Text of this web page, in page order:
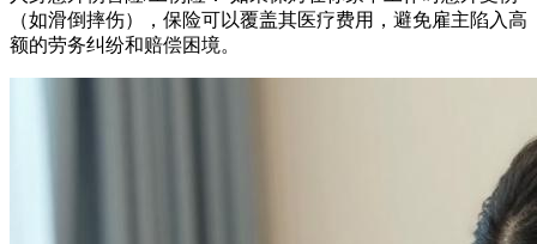
（如滑倒摔伤），保险可以覆盖其医疗费用，避免雇主陷入高
额的劳务纠纷和赔偿困境。